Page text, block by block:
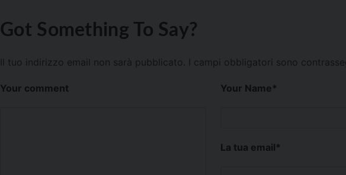
Got Something To Say?
Il tuo indirizzo email non sarà pubblicato. I campi obbligatori sono
Your comment Your Name*
La tua email*